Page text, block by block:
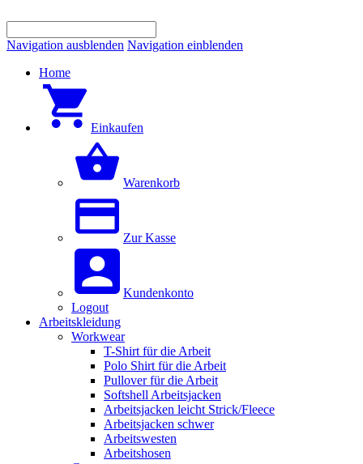
Navigation ausblenden Navigation einblenden
Home
Einkaufen
Warenkorb
Zur Kasse
Kundenkonto
Logout
Arbeitskleidung
Workwear
T-Shirt für die Arbeit
Polo Shirt für die Arbeit
Pullover für die Arbeit
Softshell Arbeitsjacken
Arbeitsjacken leicht Strick/Fleece
Arbeitsjacken schwer
Arbeitswesten
Arbeitshosen